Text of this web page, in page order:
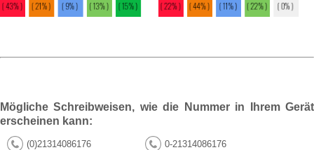
Mögliche Schreibweisen, wie die Nummer in Ihrem Gerät
erscheinen kann:
(0)21314086176 0-21314086176